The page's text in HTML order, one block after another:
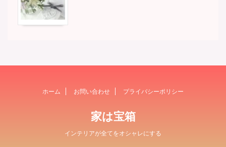
ホーム お問い合わせ プライバシーポリシー
家は宝箱
インテリアが全てをオシャレにする